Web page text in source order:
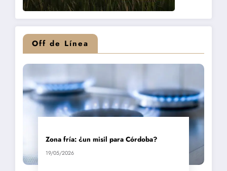
Off de Línea
Zona fría: ¿un misil para Córdoba?
19/05/2026